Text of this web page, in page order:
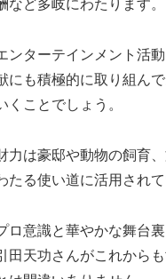
など多岐にわたります。
ンターテインメント活
にも積極的に取り組ん
くことでしょう。
力は豪邸や動物の飼育
たる使い道に活用されて
ロ意識と華やかな舞台
田天功さんがこれから